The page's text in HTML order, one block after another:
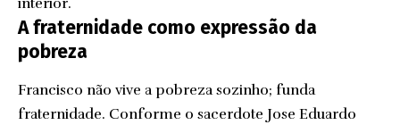
A fraternidade como expressão da
pobreza
Francisco não vive a pobreza sozinho; funda
fraternidade. Conforme o sacerdote Jose Eduardo